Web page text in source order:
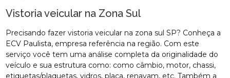
Vistoria veicular na Zona Sul
Precisando fazer vistoria veicular na zona sul SP? Conheça a
ECV Paulista, empresa referência na região. Com este
serviço você tem uma análise completa da originalidade do
veículo e sua estrutura como: como câmbio, motor, chassi,
etiquetas/plaquetas, vidros, placa, renavam, etc. Também a